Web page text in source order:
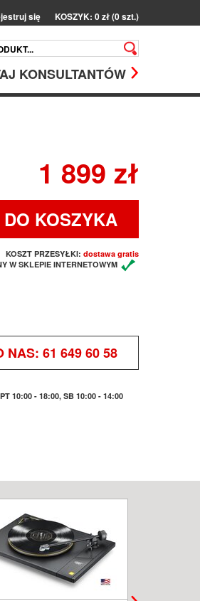
się KOSZYK: 0 zł (0 szt.)
KONSULTANTÓW
1 899 zł
DO KOSZYKA
KOSZT PRZESYŁKI: dostawa gratis
W SKLEPIE INTERNETOWYM
NAS: 61 649 60 58
10:00 - 18:00, SB 10:00 - 14:00